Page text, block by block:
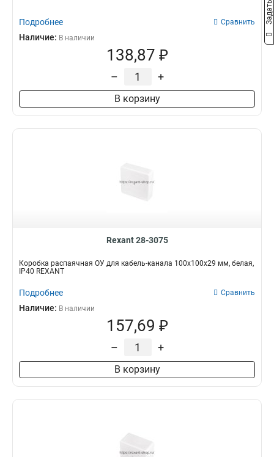
Подробнее Сравнить
Наличие: В наличии
138,87 ₽
– +
В корзину
Rexant 28-3075
Коробка распаячная ОУ для кабель-канала 100х100х29 мм, белая,
IP40 REXANT
Подробнее Сравнить
Наличие: В наличии
157,69 ₽
– +
В корзину